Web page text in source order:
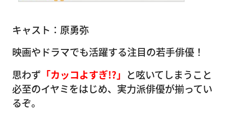
キャスト：原勇弥
映画やドラマでも活躍する注目の若手俳優！
思わず 「カッコよすぎ!?」 と呟いてしまうこと
必至のイヤミをはじめ、実力派俳優が揃ってい
るぞ。